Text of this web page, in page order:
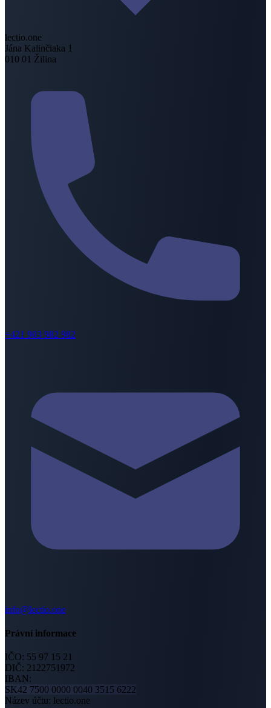
lectio.one
Jána Kalinčiaka 1
010 01 Žilina
+421 903 982 982
info@lectio.one
Právní informace
IČO: 55 97 15 21
DIČ: 2122751972
IBAN:
SK42 7500 0000 0040 3515 6222
Název účtu: lectio.one